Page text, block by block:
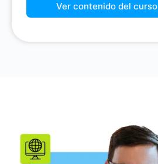
Ver contenido del curso